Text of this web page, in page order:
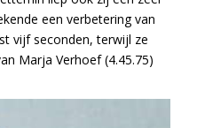
een verbetering van
vijf seconden, terwijl ze
Marja Verhoef (4.45.75)